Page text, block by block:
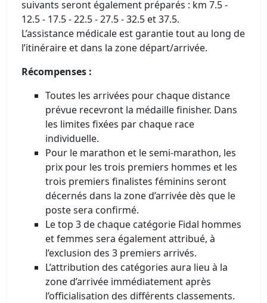
suivants seront également préparés : km 7.5 -
12.5 - 17.5 - 22.5 - 27.5 - 32.5 et 37.5.
L’assistance médicale est garantie tout au long de
l’itinéraire et dans la zone départ/arrivée.
Récompenses :
Toutes les arrivées pour chaque distance
prévue recevront la médaille finisher. Dans
les limites fixées par chaque race
individuelle.
Pour le marathon et le semi-marathon, les
prix pour les trois premiers hommes et les
trois premiers finalistes féminins seront
décernés dans la zone d’arrivée dès que le
poste sera confirmé.
Le top 3 de chaque catégorie Fidal hommes
et femmes sera également attribué, à
l’exclusion des 3 premiers arrivés.
L’attribution des catégories aura lieu à la
zone d’arrivée immédiatement après
l’officialisation des différents classements.